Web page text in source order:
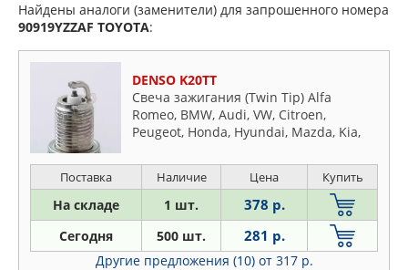
Найдены аналоги (заменители) для запрошенного номера
90919YZZAF TOYOTA:
DENSO K20TT
Свеча зажигания (Twin Tip) Alfa
Romeo, BMW, Audi, VW, Citroen,
Peugeot, Honda, Hyundai, Mazda, Kia,
Subaru, Toyota, Opel, Fiat, Ford, Rover,
Saab, Suzuki, Volvo
Поставка Наличие Цена Купить
На складе 1 шт. 378 р.
Сегодня 500 шт. 281 р.
Другие предложения (10) от 317 р.